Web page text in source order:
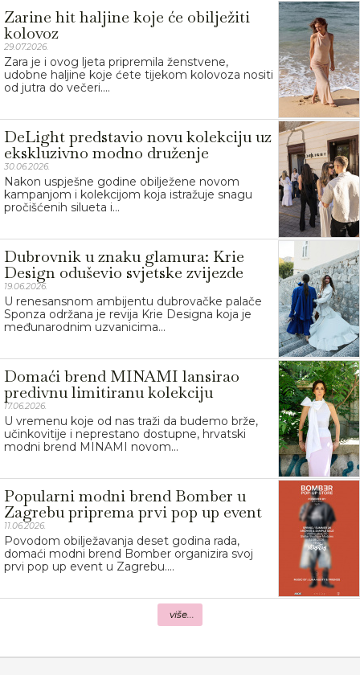
Zarine hit haljine koje će obilježiti
kolovoz
29.07.2026.
Zara je i ovog ljeta pripremila ženstvene,
udobne haljine koje ćete tijekom kolovoza nositi
od jutra do večeri....
DeLight predstavio novu kolekciju uz
ekskluzivno modno druženje
30.06.2026.
Nakon uspješne godine obilježene novom
kampanjom i kolekcijom koja istražuje snagu
pročišćenih silueta i...
Dubrovnik u znaku glamura: Krie
Design oduševio svjetske zvijezde
19.06.2026.
U renesansnom ambijentu dubrovačke palače
Sponza održana je revija Krie Designa koja je
međunarodnim uzvanicima...
Domaći brend MINAMI lansirao
predivnu limitiranu kolekciju
17.06.2026.
U vremenu koje od nas traži da budemo brže,
učinkovitije i neprestano dostupne, hrvatski
modni brend MINAMI novom...
Popularni modni brend Bomber u
Zagrebu priprema prvi pop up event
11.06.2026.
Povodom obilježavanja deset godina rada,
domaći modni brend Bomber organizira svoj
prvi pop up event u Zagrebu....
više...